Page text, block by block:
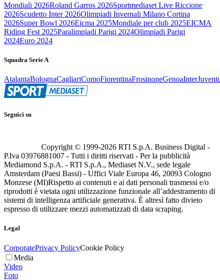
Mondiali 2026Roland Garros 2026Sportmediaset Live Riccione
2026Scudetto Inter 2026Olimpiadi Invernali Milano Cortina
2026Super Bowl 2026Eicma 2025Mondiale per club 2025EICMA
Riding Fest 2025Paralimpiadi Parigi 2024Olimpiadi Parigi
2024Euro 2024
Squadra Serie A
AtalantaBolognaCagliariComoFiorentinaFrosinoneGenoaInter
Seguici su
Copyright © 1999-2026 RTI S.p.A. Business Digital -
P.Iva 03976881007 - Tutti i diritti riservati - Per la pubblicità
Mediamond S.p.A. - RTI S.p.A., Mediaset N.V., sede legale
Amsterdam (Paesi Bassi) - Uffici Viale Europa 46, 20093 Cologno
Monzese (MI)Rispetto ai contenuti e ai dati personali trasmessi e/o
riprodotti è vietata ogni utilizzazione funzionale all’addestramento di
sistemi di intelligenza artificiale generativa. È altresì fatto divieto
espresso di utilizzare mezzi automatizzati di data scraping.
Legal
CorporatePrivacy PolicyCookie Policy
Media
Video
Foto